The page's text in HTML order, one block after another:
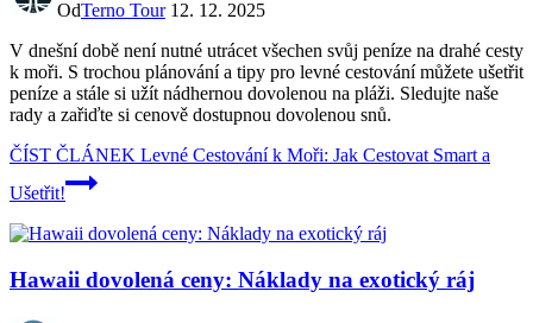
OdTerno Tour 12. 12. 2025
V dnešní době není nutné utrácet všechen svůj peníze na drahé cesty
k moři. S trochou plánování a tipy pro levné cestování můžete ušetřit
peníze a stále si užít nádhernou dovolenou na pláži. Sledujte naše
rady a zařiďte si cenově dostupnou dovolenou snů.
ČÍST ČLÁNEK Levné Cestování k Moři: Jak Cestovat Smart a
Ušetřit!
Hawaii dovolená ceny: Náklady na exotický ráj